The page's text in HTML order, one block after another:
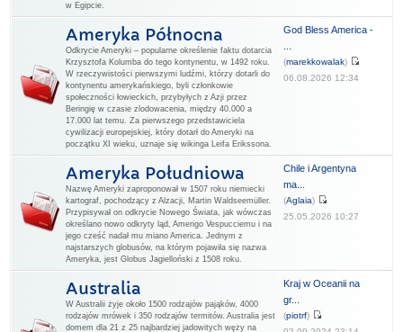
w Egipcie.
Ameryka Północna
Odkrycie Ameryki – popularne określenie faktu dotarcia
Krzysztofa Kolumba do tego kontynentu, w 1492 roku.
W rzeczywistości pierwszymi ludźmi, którzy dotarli do
kontynentu amerykańskiego, byli członkowie
społeczności łowieckich, przybyłych z Azji przez
Beringię w czasie zlodowacenia, między 40.000 a
17.000 lat temu. Za pierwszego przedstawiciela
cywilizacji europejskiej, który dotarł do Ameryki na
początku XI wieku, uznaje się wikinga Leifa Erikssona.
God Bless America -
(marekkowalak)
06.08.2026 12:34
Ameryka Południowa
Nazwę Ameryki zaproponował w 1507 roku niemiecki
kartograf, pochodzący z Alzacji, Martin Waldseemüller.
Przypisywał on odkrycie Nowego Świata, jak wówczas
określano nowo odkryty ląd, Amerigo Vespucciemu i na
jego cześć nadał mu miano America. Jednym z
najstarszych globusów, na którym pojawiła się nazwa
Ameryka, jest Globus Jagielloński z 1508 roku.
Chile i Argentyna
ma...
(Aglaia)
25.05.2026 10:27
Australia
W Australii żyje około 1500 rodzajów pająków, 4000
rodzajów mrówek i 350 rodzajów termitów. Australia jest
domem dla 21 z 25 najbardziej jadowitych węży na
Kraj w Oceanii na
gr...
(piotrf)